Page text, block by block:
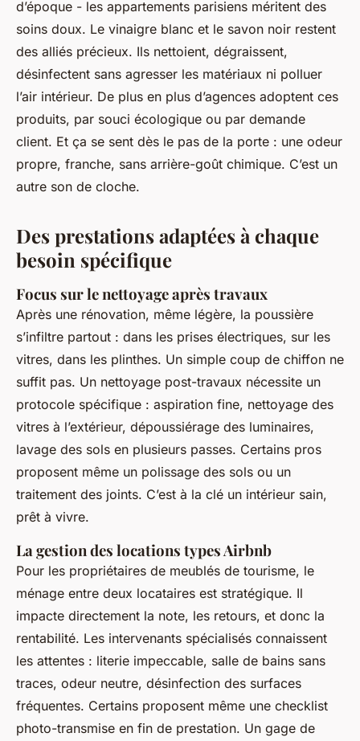
d’époque - les appartements parisiens méritent des
soins doux. Le vinaigre blanc et le savon noir restent
des alliés précieux. Ils nettoient, dégraissent,
désinfectent sans agresser les matériaux ni polluer
l’air intérieur. De plus en plus d’agences adoptent ces
produits, par souci écologique ou par demande
client. Et ça se sent dès le pas de la porte : une odeur
propre, franche, sans arrière-goût chimique. C’est un
autre son de cloche.
Des prestations adaptées à chaque
besoin spécifique
Focus sur le nettoyage après travaux
Après une rénovation, même légère, la poussière
s’infiltre partout : dans les prises électriques, sur les
vitres, dans les plinthes. Un simple coup de chiffon ne
suffit pas. Un nettoyage post-travaux nécessite un
protocole spécifique : aspiration fine, nettoyage des
vitres à l’extérieur, dépoussiérage des luminaires,
lavage des sols en plusieurs passes. Certains pros
proposent même un polissage des sols ou un
traitement des joints. C’est à la clé un intérieur sain,
prêt à vivre.
La gestion des locations types Airbnb
Pour les propriétaires de meublés de tourisme, le
ménage entre deux locataires est stratégique. Il
impacte directement la note, les retours, et donc la
rentabilité. Les intervenants spécialisés connaissent
les attentes : literie impeccable, salle de bains sans
traces, odeur neutre, désinfection des surfaces
fréquentes. Certains proposent même une checklist
photo-transmise en fin de prestation. Un gage de